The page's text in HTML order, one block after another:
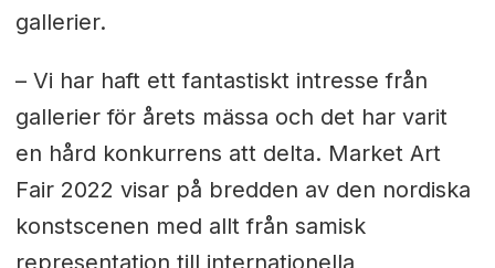
gallerier.
– Vi har haft ett fantastiskt intresse från
gallerier för årets mässa och det har varit
en hård konkurrens att delta. Market Art
Fair 2022 visar på bredden av den nordiska
konstscenen med allt från samisk
representation till internationella